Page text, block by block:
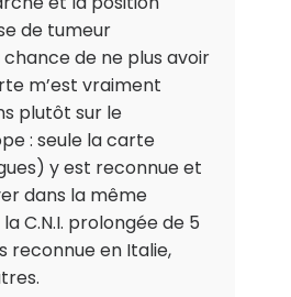
de tumeur
de ne plus avoir
m’est vraiment
plutôt sur le
: seule la carte
y est reconnue et
dans la même
C.N.I. prolongée de 5
reconnue en Italie,